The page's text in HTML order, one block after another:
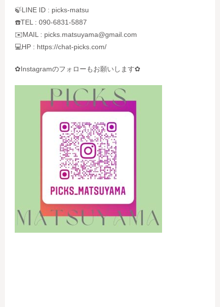
🍃LINE ID : picks-matsu
☎️TEL : 090-6831-5887
✉️MAIL : picks.matsuyama@gmail.com
💻HP : https://chat-picks.com/
✿Instagramのフォローもお願いします✿